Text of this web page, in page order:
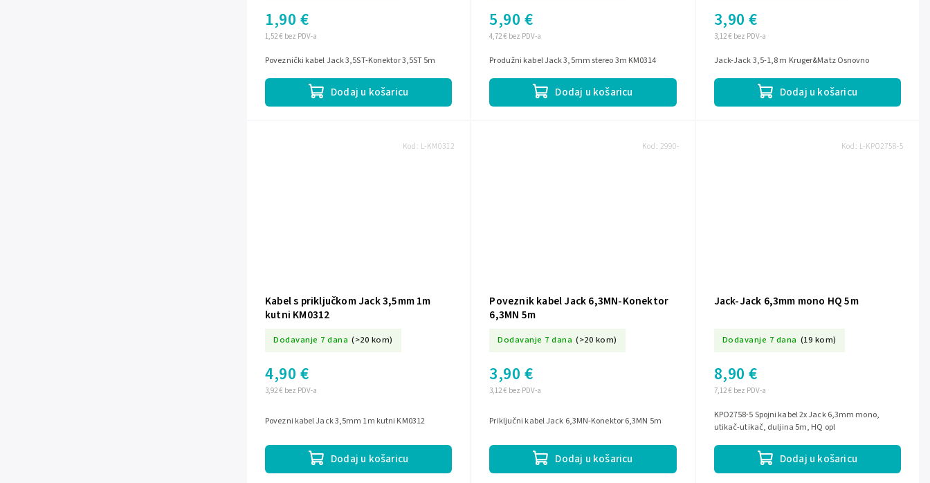
1,52 € bez PDV-a
1,90 €
Dodaj u košaricu
Poveznički kabel Jack 3,5ST-Konektor 3,5ST 5m
4,72 € bez PDV-a
5,90 €
Dodaj u košaricu
Produžni kabel Jack 3,5mm stereo 3m KM0314
3,12 € bez PDV-a
3,90 €
Dodaj u košaricu
Jack-Jack 3,5-1,8 m Kruger&Matz Osnovno
Kabel s priključkom Jack 3,5mm 1m
kutni KM0312
Dodavanje 7 dana (>20 kom)
3,92 € bez PDV-a
4,90 €
Dodaj u košaricu
Povezni kabel Jack 3,5mm 1m kutni KM0312
Kod: L-KM0312
Poveznik kabel Jack 6,3MN-Konektor
6,3MN 5m
Dodavanje 7 dana (>20 kom)
3,12 € bez PDV-a
3,90 €
Dodaj u košaricu
Priključni kabel Jack 6,3MN-Konektor 6,3MN 5m
Kod: 2990-
Jack-Jack 6,3mm mono HQ 5m
Dodavanje 7 dana (19 kom)
7,12 € bez PDV-a
8,90 €
Dodaj u košaricu
KPO2758-5 Spojni kabel 2x Jack 6,3mm mono,
utikač-utikač, duljina 5m, HQ opl
Kod: L-KPO2758-5